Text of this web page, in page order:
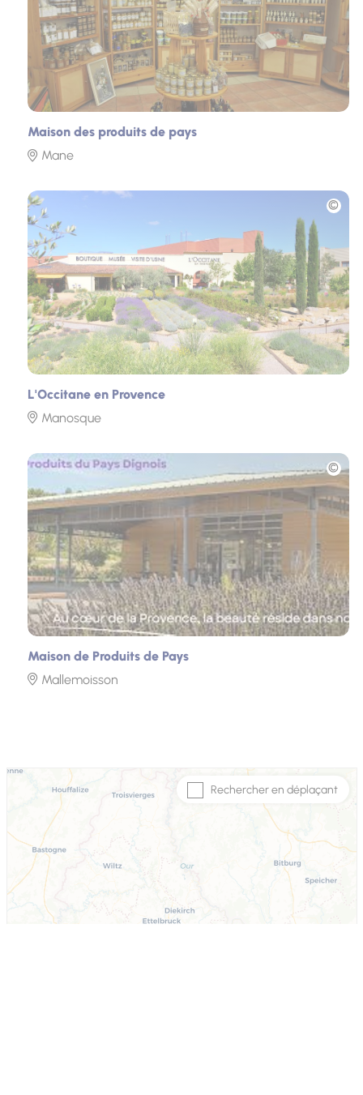
Maison des produits de pays
Mane
L'Occitane en Provence
Manosque
Photo
Maison de Produits de Pays
Mallemoisson
Photo